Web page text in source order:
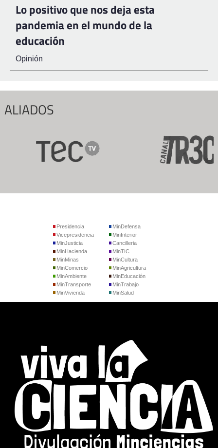
Lo positivo que nos deja esta
pandemia en el mundo de la
educación
Opinión
ALIADOS
Presidencia
Vicepresidencia
MinJusticia
MinDefensa
MinInterior
Cancilleria
MinHacienda
MinMinas
MinComercio
MinTIC
MinCultura
MinAgricultura
MinAmbiente
MinTransporte
MinVivienda
MinEducación
MinTrabajo
MinSalud